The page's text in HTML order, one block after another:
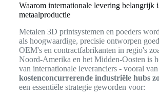
Waarom internationale levering belangrijk
metaalproductie
Metalen 3D printsystemen en poeders
als hoogwaardige, precisie ontworpen
OEM's en contractfabrikanten in regio's
Noord-Amerika en het Midden-Oosten is
van internationale leveranciers - vooral van
kostenconcurrerende industriële hubs
een essentiële strategie geworden voor: